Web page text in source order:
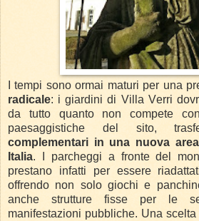
I tempi sono ormai maturi per una
radicale: i giardini di Villa Verri
da tutto quanto non compete
paesaggistiche del sito,
complementari in una nuova
Italia. I parcheggi a fronte del
prestano infatti per essere
offrendo non solo giochi e
anche strutture fisse per le
manifestazioni pubbliche. Una